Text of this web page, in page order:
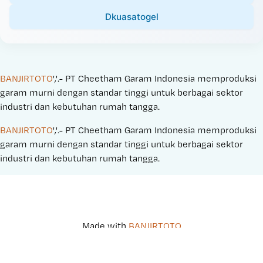
Dkuasatogel
BANJIRTOTO','.- PT Cheetham Garam Indonesia memproduksi
garam murni dengan standar tinggi untuk berbagai sektor
industri dan kebutuhan rumah tangga.
BANJIRTOTO','.- PT Cheetham Garam Indonesia memproduksi
garam murni dengan standar tinggi untuk berbagai sektor
industri dan kebutuhan rumah tangga.
Made with BANJIRTOTO